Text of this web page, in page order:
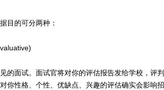
目的可分两种：
面试。面试官将对你的评估报告发给学校，评
你性格、个性、优缺点、兴趣的评估确实会影响